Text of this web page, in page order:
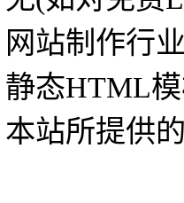
网站制作行
静态HTML
本站所提供